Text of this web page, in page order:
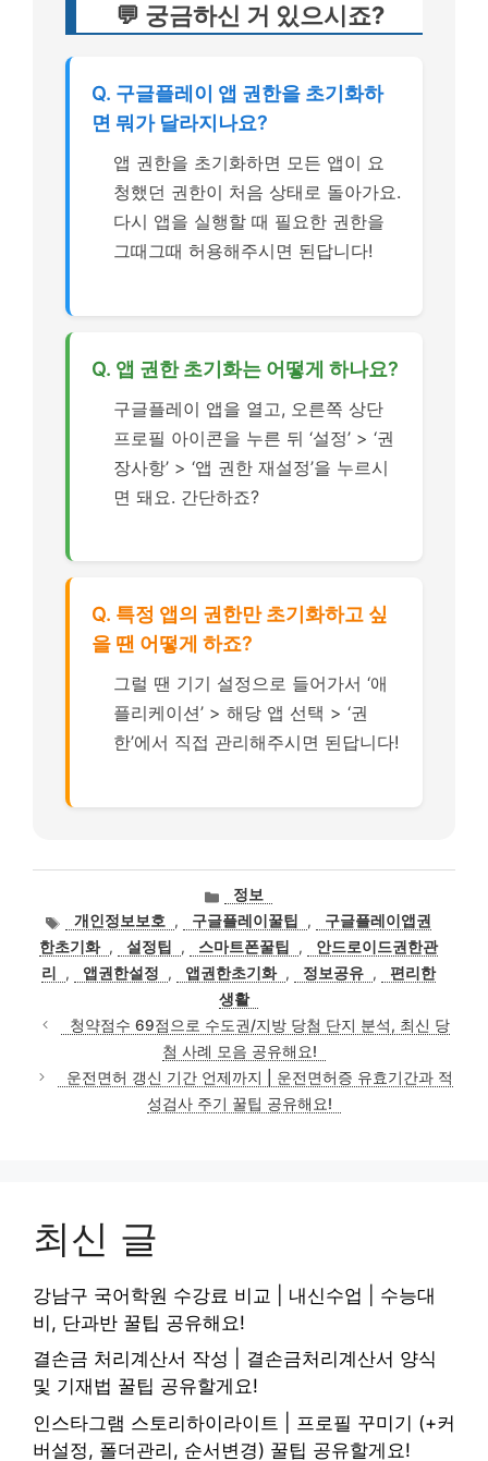
💬 궁금하신 거 있으시죠?
Q. 구글플레이 앱 권한을 초기화하
면 뭐가 달라지나요?
앱 권한을 초기화하면 모든 앱이 요
청했던 권한이 처음 상태로 돌아가요.
다시 앱을 실행할 때 필요한 권한을
그때그때 허용해주시면 된답니다!
Q. 앱 권한 초기화는 어떻게 하나요?
구글플레이 앱을 열고, 오른쪽 상단
프로필 아이콘을 누른 뒤 ‘설정’ > ‘권
장사항’ > ‘앱 권한 재설정’을 누르시
면 돼요. 간단하죠?
Q. 특정 앱의 권한만 초기화하고 싶
을 땐 어떻게 하죠?
그럴 땐 기기 설정으로 들어가서 ‘애
플리케이션’ > 해당 앱 선택 > ‘권
한’에서 직접 관리해주시면 된답니다!
카
테
고
리
정보
태
그
개인정보보호 , 구글플레이꿀팁 ,
구글플레이앱권
한초기화 , 설정팁 , 스마트폰꿀팁 ,
안드로이드권한관
리
, 앱권한설정 , 앱권한초기화 , 정보공유 ,
편리한
생활
청약점수 69점으로 수도권/지방 당첨 단지 분석, 최신 당
첨 사례 모음 공유해요!
운전면허 갱신 기간 언제까지 | 운전면허증 유효기간과 적
성검사 주기 꿀팁 공유해요!
최신 글
강남구 국어학원 수강료 비교 | 내신수업 | 수능대
비, 단과반 꿀팁 공유해요!
결손금 처리계산서 작성 | 결손금처리계산서 양식
및 기재법 꿀팁 공유할게요!
인스타그램 스토리하이라이트 | 프로필 꾸미기 (+커
버설정, 폴더관리, 순서변경) 꿀팁 공유할게요!